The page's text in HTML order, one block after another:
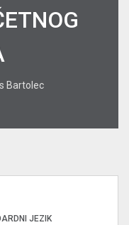
Bartolec
JEZIK